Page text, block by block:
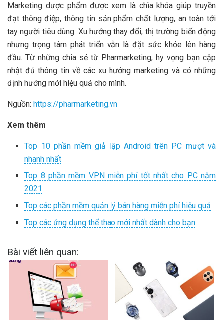
Marketing dược phẩm được xem là chìa khóa giúp truyền
đạt thông điệp, thông tin sản phẩm chất lượng, an toàn tới
tay người tiêu dùng. Xu hướng thay đổi, thị trường biến động
nhưng trọng tâm phát triển vẫn là đặt sức khỏe lên hàng
đầu. Từ những chia sẻ từ Pharmarketing, hy vọng bạn cập
nhật đủ thông tin về các xu hướng marketing và có những
định hướng mới hiệu quả cho mình.
Nguồn: https://pharmarketing.vn
Xem thêm
Top 10 phần mềm giả lập Android trên PC mượt và
nhanh nhất
Top 8 phần mềm VPN miễn phí tốt nhất cho PC năm
2021
Top các phần mềm quản lý bán hàng miễn phí hiệu quả
Top các ứng dụng thể thao mới nhất dành cho bạn
Bài viết liên quan: